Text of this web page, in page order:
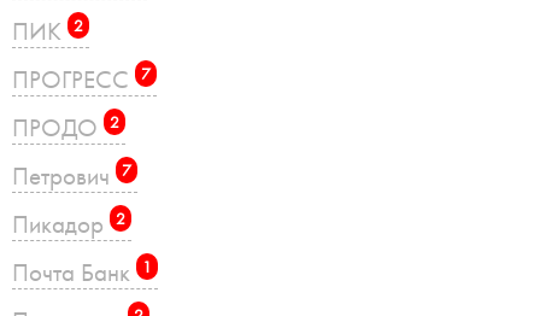
ПИК 2
ПРОГРЕСС 7
ПРОДО 2
Петрович 7
Пикадор 2
Почта Банк 1